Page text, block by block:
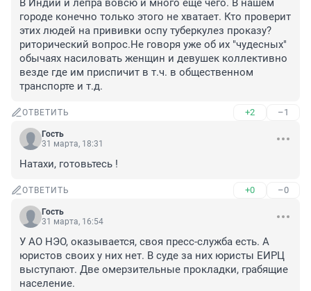
В Индии и лепра вовсю и много еще чего. В нашем
городе конечно только этого не хватает. Кто проверит
этих людей на прививки оспу туберкулез проказу?
риторический вопрос.Не говоря уже об их "чудесных"
обычаях насиловать женщин и девушек коллективно
везде где им приспичит в т.ч. в общественном
транспорте и т.д.
ОТВЕТИТЬ +2 –1
Гость
31 марта, 18:31
Натахи, готовьтесь !
ОТВЕТИТЬ +0 –0
Гость
31 марта, 16:54
У АО НЭО, оказывается, своя пресс-служба есть. А
юристов своих у них нет. В суде за них юристы ЕИРЦ
выступают. Две омерзительные прокладки, грабящие
население.